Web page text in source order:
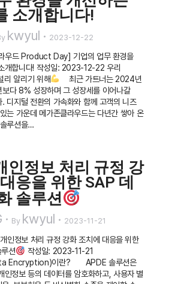
소개합니다!
kwyul 2023-12-22
우드 Product Day] 기업의 업무 환경을
개합니다! 작성일: 2023-12-22 우리
리 알리기 위해
최근 가트너는 2024년
다 8% 성장하며 그 성장세를 이어나갈
. 디지털 전환의 가속화와 함께 고객의 니즈
는 가운데 메가존클라우드는 다년간 쌓아 온
루션을…
인정보 처리 규정 강
응을 위한 SAP 데
솔루션
By kwyul 2023-11-21
정보 처리 규정 강화 조치에 대응을 위한
션
작성일: 2023-11-21
Encryption)이란? APDE 솔루션은
정보 등의 데이터를 암호화하고, 사용자 별